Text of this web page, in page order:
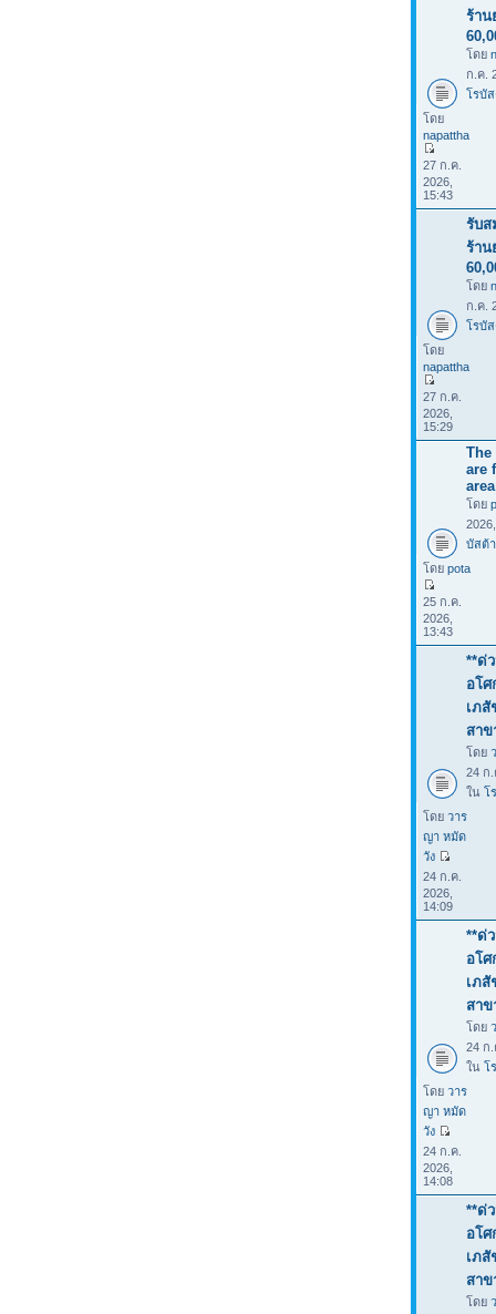
ร้าน
โดย
ก.ค.
โรบั
โดย
napattha
27 ก.ค.
2026,
15:43
รับส
ร้าน
โดย
ก.ค.
โรบั
โดย
napattha
27 ก.ค.
2026,
15:29
are
area
โดย
บัสต้า
โดย pota
25 ก.ค.
2026,
13:43
**ด่
อโ
เภสั
สาข
โดย
24 ก.
ใน โ
โดย วาร
ญา หมัด
วัง
24 ก.ค.
2026,
14:09
**ด่
อโ
เภสั
สาข
โดย
24 ก.
ใน โ
โดย วาร
ญา หมัด
วัง
24 ก.ค.
2026,
14:08
**ด่
อโ
เภสั
สาข
โดย